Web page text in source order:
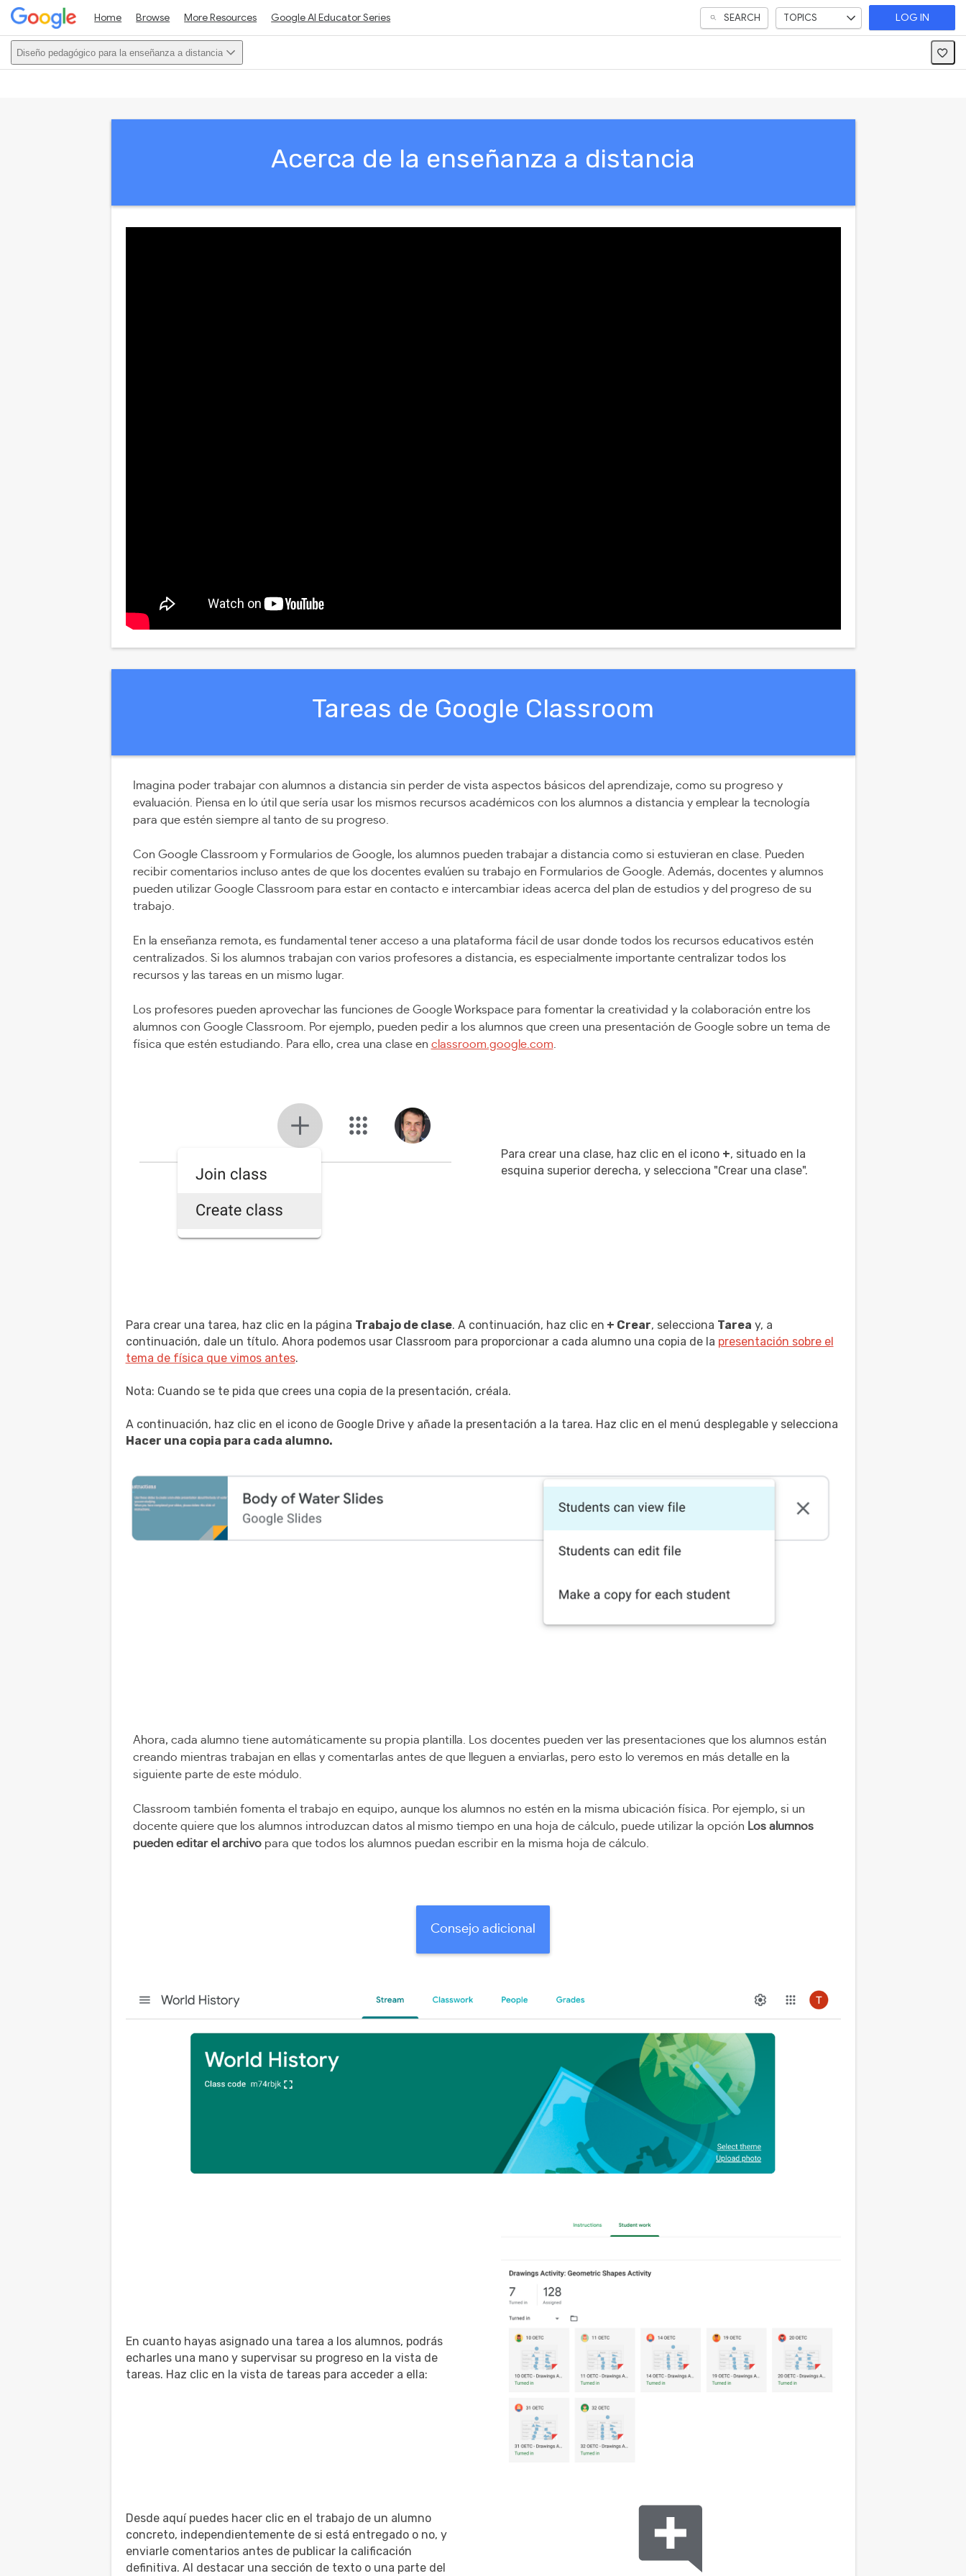
Home Browse More Resources Google AI Educator Series SEARCH TOPICS LOG IN
Diseño pedagógico para la enseñanza a distancia
This activity is also available in English.View activity
Acerca de la enseñanza a distancia
Tareas de Google Classroom
Imagina poder trabajar con alumnos a distancia sin perder de vista aspectos básicos del aprendizaje, como su progreso y
evaluación. Piensa en lo útil que sería usar los mismos recursos académicos con los alumnos a distancia y emplear la tecnología
para que estén siempre al tanto de su progreso.
Con Google Classroom y Formularios de Google, los alumnos pueden trabajar a distancia como si estuvieran en clase. Pueden
recibir comentarios incluso antes de que los docentes evalúen su trabajo en Formularios de Google. Además, docentes y alumnos
pueden utilizar Google Classroom para estar en contacto e intercambiar ideas acerca del plan de estudios y del progreso de su
trabajo.
En la enseñanza remota, es fundamental tener acceso a una plataforma fácil de usar donde todos los recursos educativos estén
centralizados. Si los alumnos trabajan con varios profesores a distancia, es especialmente importante centralizar todos los
recursos y las tareas en un mismo lugar.
Los profesores pueden aprovechar las funciones de Google Workspace para fomentar la creatividad y la colaboración entre los
alumnos con Google Classroom. Por ejemplo, pueden pedir a los alumnos que creen una presentación de Google sobre un tema de
física que estén estudiando. Para ello, crea una clase en classroom.google.com
Para crear una clase, haz clic en el icono +, situado en la
esquina superior derecha, y selecciona "Crear una clase".
Para crear una tarea, haz clic en la página Trabajo de clase. A continuación, haz clic en + Crear, selecciona Tarea y, a
continuación, dale un título. Ahora podemos usar Classroom para proporcionar a cada alumno una copia de la presentación sobre el
tema de física que vimos antes.
Nota: Cuando se te pida que crees una copia de la presentación, créala.
A continuación, haz clic en el icono de Google Drive y añade la presentación a la tarea. Haz clic en el menú desplegable y selecciona
Hacer una copia para cada alumno.
Ahora, cada alumno tiene automáticamente su propia plantilla. Los docentes pueden ver las presentaciones que los alumnos están
creando mientras trabajan en ellas y comentarlas antes de que lleguen a enviarlas, pero esto lo veremos en más detalle en la
siguiente parte de este módulo.
Classroom también fomenta el trabajo en equipo, aunque los alumnos no estén en la misma ubicación física. Por ejemplo, si un
docente quiere que los alumnos introduzcan datos al mismo tiempo en una hoja de cálculo, puede utilizar la opción Los alumnos
pueden editar el archivopara que todos los alumnos puedan escribir en la misma hoja de cálculo.
Consejo adicional
En cuanto hayas asignado una tarea a los alumnos, podrás
echarles una mano y supervisar su progreso en la vista de
tareas. Haz clic en la vista de tareas para acceder a ella:
Desde aquí puedes hacer clic en el trabajo de un alumno
concreto, independientemente de si está entregado o no, y
enviarle comentarios antes de publicar la calificación
definitiva. Al destacar una sección de texto o una parte del